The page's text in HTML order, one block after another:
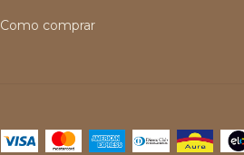
Como comprar